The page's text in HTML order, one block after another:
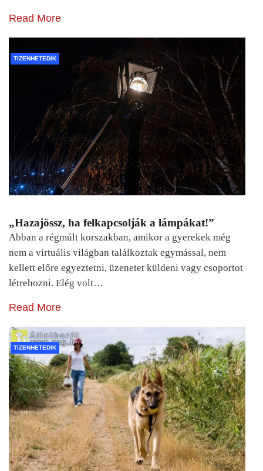
Read More
TIZENHETEDIK
„Hazajössz, ha felkapcsolják a lámpákat!”
Abban a régmúlt korszakban, amikor a gyerekek még
nem a virtuális világban találkoztak egymással, nem
kellett előre egyeztetni, üzenetet küldeni vagy csoportot
létrehozni. Elég volt…
Read More
TIZENHETEDIK